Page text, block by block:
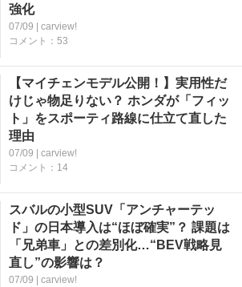
強化
07/09 | carview!
コメント：53
【マイチェンモデル公開！】実用性だ
けじゃ物足りない？ ホンダが「フィッ
ト」をスポーティ路線に仕立て直した
理由
07/09 | carview!
コメント：14
スバルの小型SUV「アンチャーテッ
ド」の日本導入は“ほぼ確実”？ 課題は
「兄弟車」との差別化…“BEV戦略見
直し”の影響は？
07/09 | carview!